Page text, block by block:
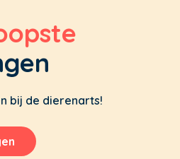
bij de dierenarts!